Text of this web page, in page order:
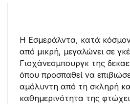
Η Εσμεράλντα, κατά
από μικρή, μεγαλώνει σε
Γιοχάνεσμπουργκ της
όπου προσπαθεί να
αμόλυντη από τη σκληρή
καθημερινότητα της